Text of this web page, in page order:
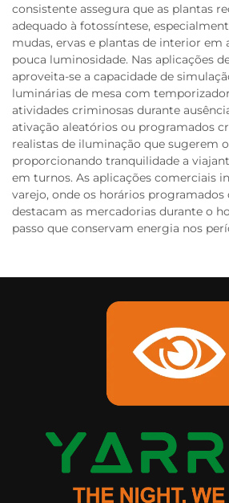
consistente assegura que as plantas
adequado à fotossíntese,
mudas, ervas e plantas de interior em
pouca luminosidade. Nas aplicações
aproveita-se a capacidade de
luminárias de mesa com
atividades criminosas durante
ativação aleatórios ou programados
realistas de iluminação que sugerem
proporcionando tranquilidade a
em turnos. As aplicações comerciais
varejo, onde os horários programados
destacam as mercadorias durante o
passo que conservam energia nos